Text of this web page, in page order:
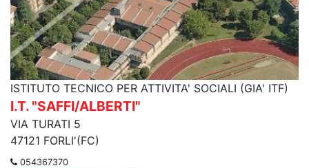
ISTITUTO TECNICO PER ATTIVITA' SOCIALI (GIA' ITF)
I.T. "SAFFI/ALBERTI"
VIA TURATI 5
47121 FORLI'(FC)
054367370